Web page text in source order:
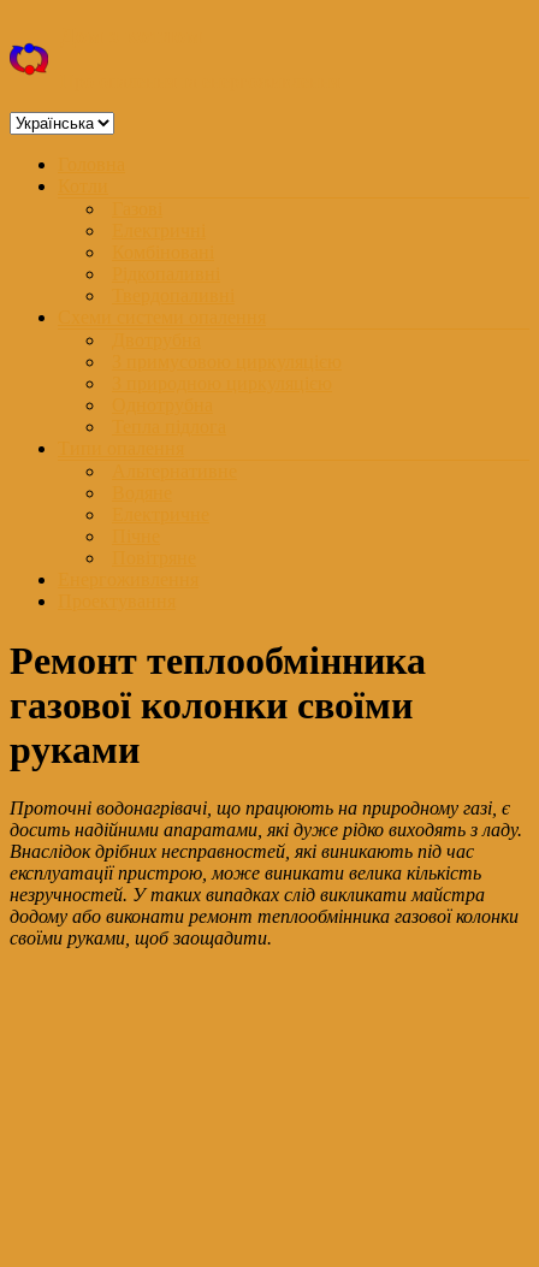
до
вмісту
Вибрати
Меню
Ремонт теплообмінника
газової колонки своїми
руками
Проточні водонагрівачі, що працюють на природному газі, є
досить надійними апаратами, які дуже рідко виходять з ладу.
Внаслідок дрібних несправностей, які виникають під час
експлуатації пристрою, може виникати велика кількість
незручностей. У таких випадках слід викликати майстра
додому або виконати ремонт теплообмінника газової колонки
своїми руками, щоб заощадити.